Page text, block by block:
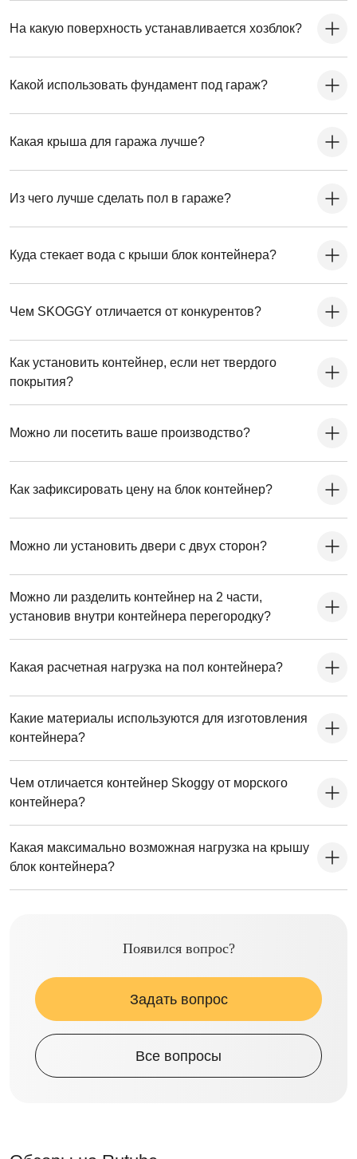
На какую поверхность устанавливается хозблок?
Какой использовать фундамент под гараж?
Какая крыша для гаража лучше?
Из чего лучше сделать пол в гараже?
Куда стекает вода с крыши блок контейнера?
Чем SKOGGY отличается от конкурентов?
Как установить контейнер, если нет твердого
покрытия?
Можно ли посетить ваше производство?
Как зафиксировать цену на блок контейнер?
Можно ли установить двери с двух сторон?
Можно ли разделить контейнер на 2 части,
установив внутри контейнера перегородку?
Какая расчетная нагрузка на пол контейнера?
Какие материалы используются для изготовления
контейнера?
Чем отличается контейнер Skoggy от морского
контейнера?
Какая максимально возможная нагрузка на крышу
блок контейнера?
Появился вопрос?
Задать вопрос
Все вопросы